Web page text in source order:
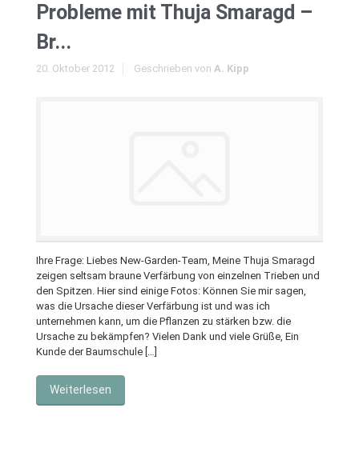
Probleme mit Thuja Smaragd –
Br...
20. Oktober 2012 Geschrieben von A. Kipp
Ihre Frage: Liebes New-Garden-Team, Meine Thuja Smaragd
zeigen seltsam braune Verfärbung von einzelnen Trieben und
den Spitzen. Hier sind einige Fotos: Können Sie mir sagen,
was die Ursache dieser Verfärbung ist und was ich
unternehmen kann, um die Pflanzen zu stärken bzw. die
Ursache zu bekämpfen? Vielen Dank und viele Grüße, Ein
Kunde der Baumschule […]
Weiterlesen